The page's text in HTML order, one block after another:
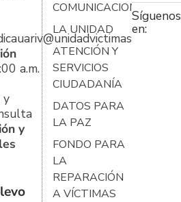
a.m.
y
y
COMUNICACIONES
LA UNIDAD
ATENCIÓN Y
SERVICIOS
CIUDADANÍA
DATOS PARA
LA PAZ
FONDO PARA
LA
REPARACIÓN
A VÍCTIMAS
Síguenos
en: